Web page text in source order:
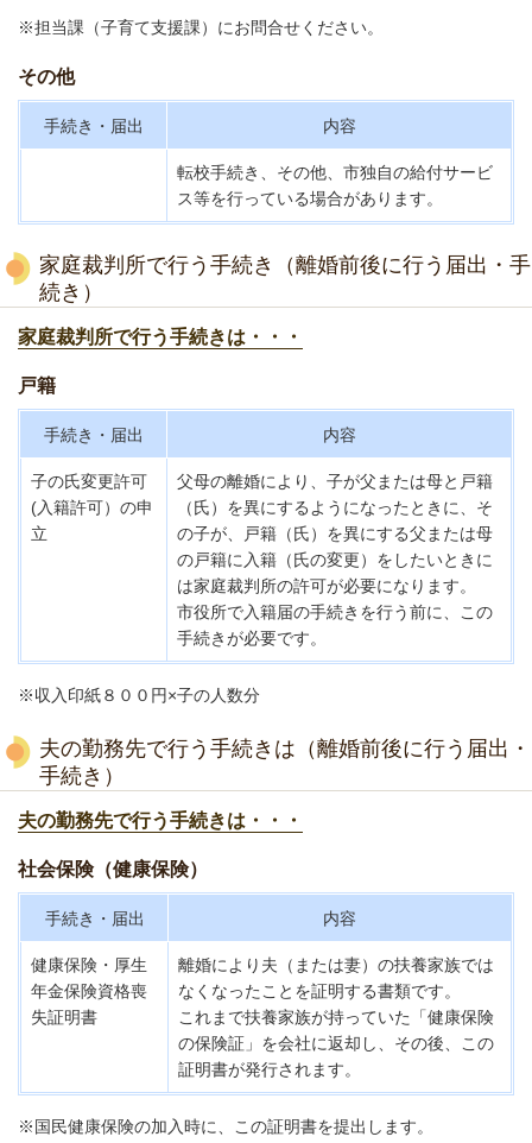
※担当課（子育て支援課）にお問合せください。
その他
手続き・届出 内容
転校手続き、その他、市独自の給付サービ
ス等を行っている場合があります。
家庭裁判所で行う手続き（離婚前後に行う届出・手
続き）
家庭裁判所で行う手続きは・・・
戸籍
手続き・届出 内容
子の氏変更許可
(入籍許可）の申
立
父母の離婚により、子が父または母と戸籍
（氏）を異にするようになったときに、そ
の子が、戸籍（氏）を異にする父または母
の戸籍に入籍（氏の変更）をしたいときに
は家庭裁判所の許可が必要になります。
市役所で入籍届の手続きを行う前に、この
手続きが必要です。
※収入印紙８００円×子の人数分
夫の勤務先で行う手続きは（離婚前後に行う届出・
手続き）
夫の勤務先で行う手続きは・・・
社会保険（健康保険）
手続き・届出 内容
健康保険・厚生
年金保険資格喪
失証明書
離婚により夫（または妻）の扶養家族では
なくなったことを証明する書類です。
これまで扶養家族が持っていた「健康保険
の保険証」を会社に返却し、その後、この
証明書が発行されます。
※国民健康保険の加入時に、この証明書を提出します。